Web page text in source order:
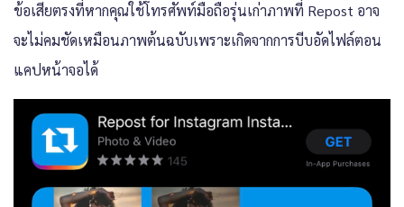
ข้อเสียตรงที่หากคุณใช้โทรศัพท์มือถือรุ่นเก่าภาพที่ Repost อาจ
จะไม่คมชัดเหมือนภาพต้นฉบับเพราะเกิดจากการบีบอัดไฟล์ตอน
แคปหน้าจอได้